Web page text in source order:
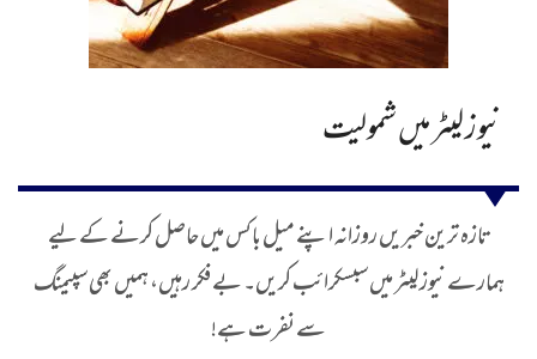
نیوز لیٹر میں شمولیت
تازہ ترین خبریں روزانہ اپنے میل باکس میں حاصل کرنے کے لیے
ہمارے نیوز لیٹر میں سبسکرائب کریں۔ بے فکر رہیں، ہمیں بھی سپیمنگ
سے نفرت ہے!